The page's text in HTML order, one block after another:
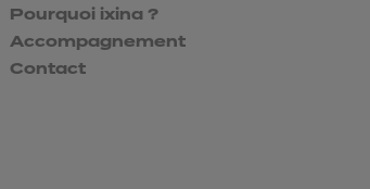
Pourquoi ixina ?
Accompagnement
Contact